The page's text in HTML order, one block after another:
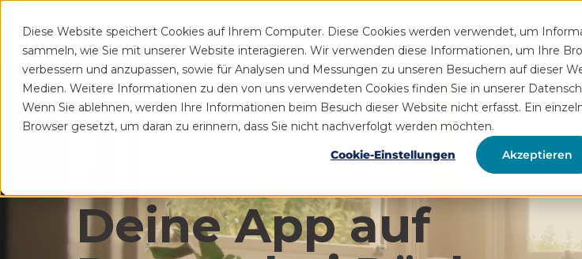
Diese Website speichert Cookies auf Ihrem Computer. Diese Cookies werden verwendet, um
sammeln, wie Sie mit unserer Website interagieren. Wir verwenden diese Informationen, um Ihre
verbessern und anzupassen, sowie für Analysen und Messungen zu unseren Besuchern auf dieser
Medien. Weitere Informationen zu den von uns verwendeten Cookies finden Sie in unserer
Wenn Sie ablehnen, werden Ihre Informationen beim Besuch dieser Website nicht erfasst. Ein
Browser gesetzt, um daran zu erinnern, dass Sie nicht nachverfolgt werden möchten.
Cookie-Einstellungen
Akzeptieren
Patient Praxis Funktionen Rezeptservice
Deine App auf